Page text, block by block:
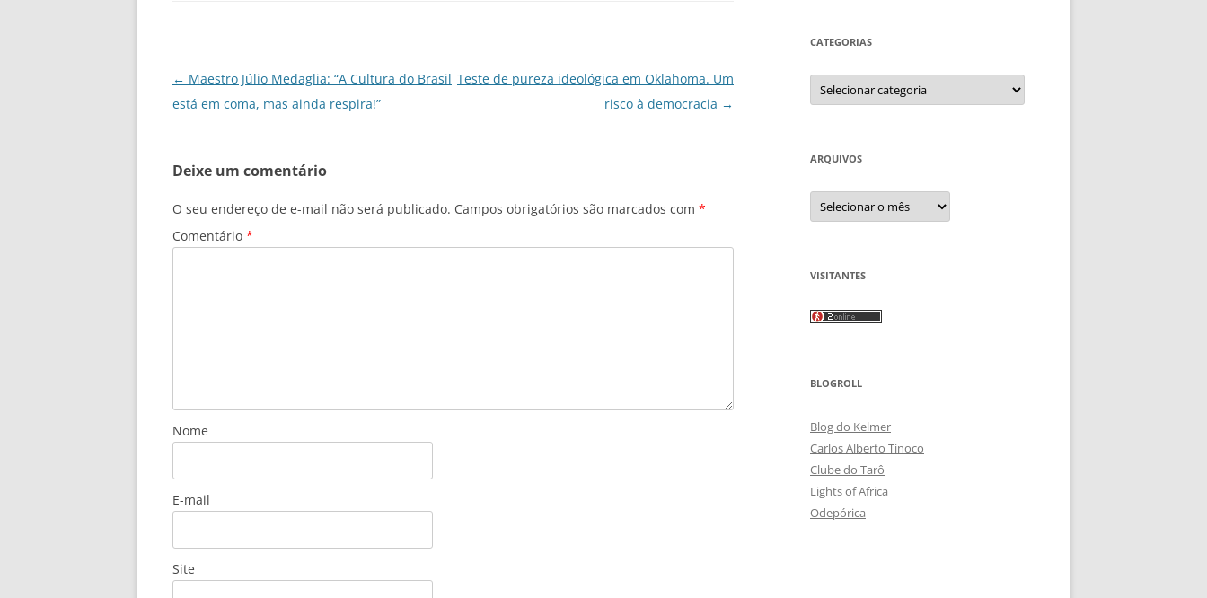
k
p
Navegação
de
← Maestro Júlio Medaglia: “A Cultura do Brasil
está em coma, mas ainda respira!”
Teste de pureza ideológica em Oklahoma. Um
risco à democracia →
Deixe um comentário
O seu endereço de e-mail não será publicado. Campos obrigatórios são marcados com *
Comentário *
Nome
E-mail
Site
CATEGORIAS
Categorias
ARQUIVOS
Arquivos
VISITANTES
BLOGROLL
Blog do Kelmer
Carlos Alberto Tinoco
Clube do Tarô
Lights of Africa
Odepórica